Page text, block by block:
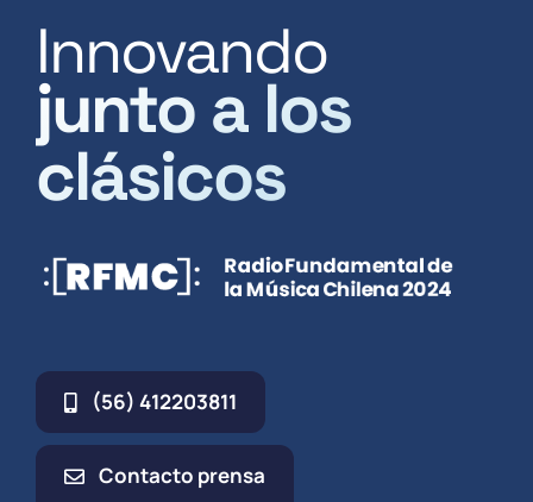
Innovando
junto a los
clásicos
(56) 412203811
Contacto prensa